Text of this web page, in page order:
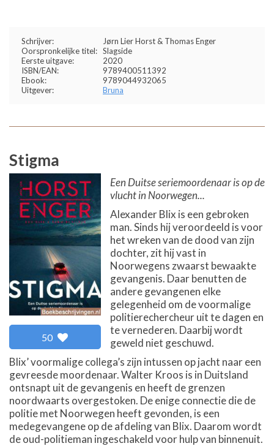
Schrijver:
Jørn Lier Horst & Thomas Enger
Oorspronkelijke titel: Slagside
Eerste uitgave:
2020
ISBN/EAN:
9789400511392
Ebook:
9789044932065
Uitgever:
Bruna
Stigma
50
Een Duitse seriemoordenaar is op de
vlucht in Noorwegen...
Alexander Blix is een gebroken
man. Sinds hij veroordeeld is voor
het wreken van de dood van zijn
dochter, zit hij vast in
Noorwegens zwaarst bewaakte
gevangenis. Daar benutten de
andere gevangenen elke
gelegenheid om de voormalige
politierechercheur uit te dagen en
te vernederen. Daarbij wordt
geweld niet geschuwd.
Blix’ voormalige collega’s zijn intussen op jacht naar een
gevreesde moordenaar. Walter Kroos is in Duitsland
ontsnapt uit de gevangenis en heeft de grenzen
noordwaarts overgestoken. De enige connectie die de
politie met Noorwegen heeft gevonden, is een
medegevangene op de afdeling van Blix. Daarom wordt
de oud-politieman ingeschakeld voor hulp van binnenuit.